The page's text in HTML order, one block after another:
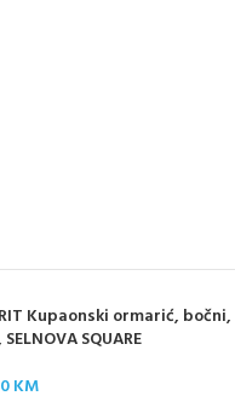
Kupaonski ormarić, bočni,
SQUARE
KM